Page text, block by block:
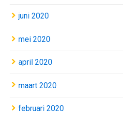
juni 2020
mei 2020
april 2020
maart 2020
februari 2020